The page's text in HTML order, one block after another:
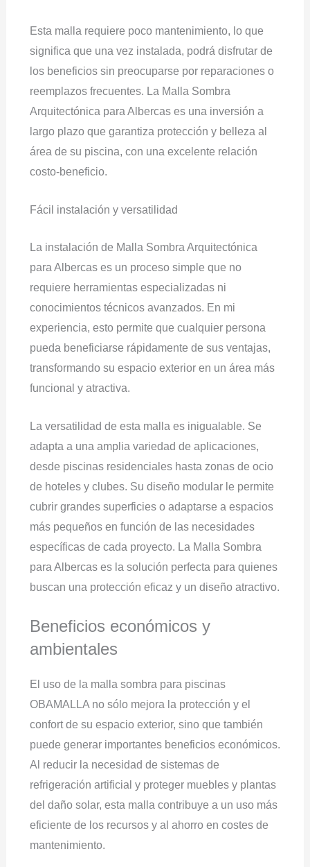
Esta malla requiere poco mantenimiento, lo que
significa que una vez instalada, podrá disfrutar de
los beneficios sin preocuparse por reparaciones o
reemplazos frecuentes. La Malla Sombra
Arquitectónica para Albercas es una inversión a
largo plazo que garantiza protección y belleza al
área de su piscina, con una excelente relación
costo-beneficio.
Fácil instalación y versatilidad
La instalación de Malla Sombra Arquitectónica
para Albercas es un proceso simple que no
requiere herramientas especializadas ni
conocimientos técnicos avanzados. En mi
experiencia, esto permite que cualquier persona
pueda beneficiarse rápidamente de sus ventajas,
transformando su espacio exterior en un área más
funcional y atractiva.
La versatilidad de esta malla es inigualable. Se
adapta a una amplia variedad de aplicaciones,
desde piscinas residenciales hasta zonas de ocio
de hoteles y clubes. Su diseño modular le permite
cubrir grandes superficies o adaptarse a espacios
más pequeños en función de las necesidades
específicas de cada proyecto. La Malla Sombra
para Albercas es la solución perfecta para quienes
buscan una protección eficaz y un diseño atractivo.
Beneficios económicos y
ambientales
El uso de la malla sombra para piscinas
OBAMALLA no sólo mejora la protección y el
confort de su espacio exterior, sino que también
puede generar importantes beneficios económicos.
Al reducir la necesidad de sistemas de
refrigeración artificial y proteger muebles y plantas
del daño solar, esta malla contribuye a un uso más
eficiente de los recursos y al ahorro en costes de
mantenimiento.